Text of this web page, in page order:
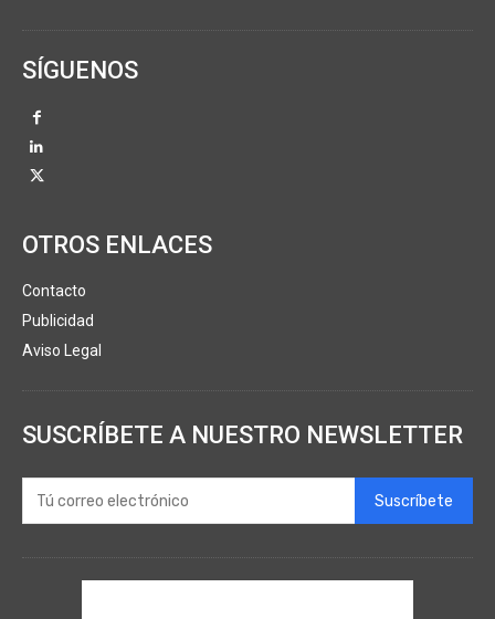
SÍGUENOS
OTROS ENLACES
Contacto
Publicidad
Aviso Legal
SUSCRÍBETE A NUESTRO NEWSLETTER
Suscríbete